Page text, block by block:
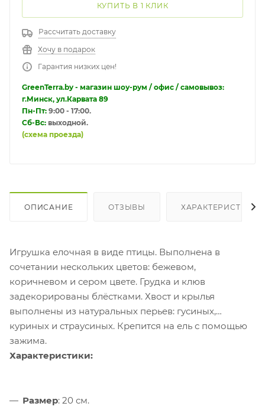
КУПИТЬ В 1 КЛИК
Рассчитать доставку
Хочу в подарок
Гарантия низких цен!
GreenTerra.by - магазин шоу-рум / офис / самовывоз:
г.Минск, ул.Карвата 89
Пн-Пт: 9:00 - 17:00.
Сб-Вс: выходной.
(схема проезда)
ОПИСАНИЕ ОТЗЫВЫ ХАРАКТЕРИСТИКИ
Игрушка елочная в виде птицы. Выполнена в
сочетании нескольких цветов: бежевом,
коричневом и сером цвете. Грудка и клюв
задекорированы блёстками. Хвост и крылья
выполнены из натуральных перьев: гусиных,
куриных и страусиных. Крепится на ель с помощью
зажима.
Характеристики:
Размер: 20 см.